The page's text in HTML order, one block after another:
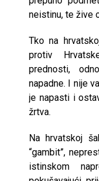
neistinu, te žive
Tko na
protiv
prednosti,
napadne. I nije
je napasti i
žrtva.
Na hrvatskoj
“gambit”,
istinskom